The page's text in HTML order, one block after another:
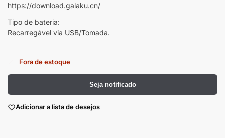
https://download.galaku.cn/
Tipo de bateria:
Recarregável via USB/Tomada.
Fora de estoque
Seja notificado
Adicionar a lista de desejos